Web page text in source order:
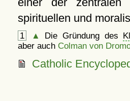
spirituellen und
1 ▲ Die Gründung des
aber auch Colman von
Catholic